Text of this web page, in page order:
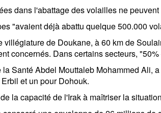
dans l'abattage des volailles ne
"avaient déjà abattu quelque 500.000
villégiature de Doukane, à 60 km de
concernés. Dans certains secteurs,
la Santé Abdel Mouttaleb Mohammed
et un pour Dohouk.
la capacité de l'Irak à maîtriser la